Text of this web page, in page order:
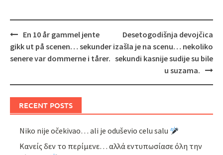
Post
navigation
En 10 år gammel jente
gikk ut på scenen… sekunder
senere var dommerne i tårer.
Desetogodišnja devojčica
izašla je na scenu… nekoliko
sekundi kasnije sudije su bile
u suzama.
RECENT POSTS
Niko nije očekivao… ali je oduševio celu salu
Κανείς δεν το περίμενε… αλλά εντυπωσίασε όλη την